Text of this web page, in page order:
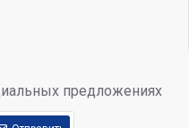
предложениях